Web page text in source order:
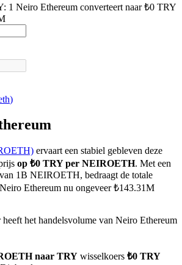
als onderpand
forex, edelmetalen en grondstoffen
1 Neiro Ethereum converteert naar ₺0 TRY
)
ervaart een stabiel gebleven deze
op ₺0 TRY per NEIROETH. Met een
1B NEIROETH, bedraagt de totale
Ethereum nu ongeveer ₺143.31M
het handelsvolume van Neiro Ethereum
naar TRY wisselkoers ₺0 TRY